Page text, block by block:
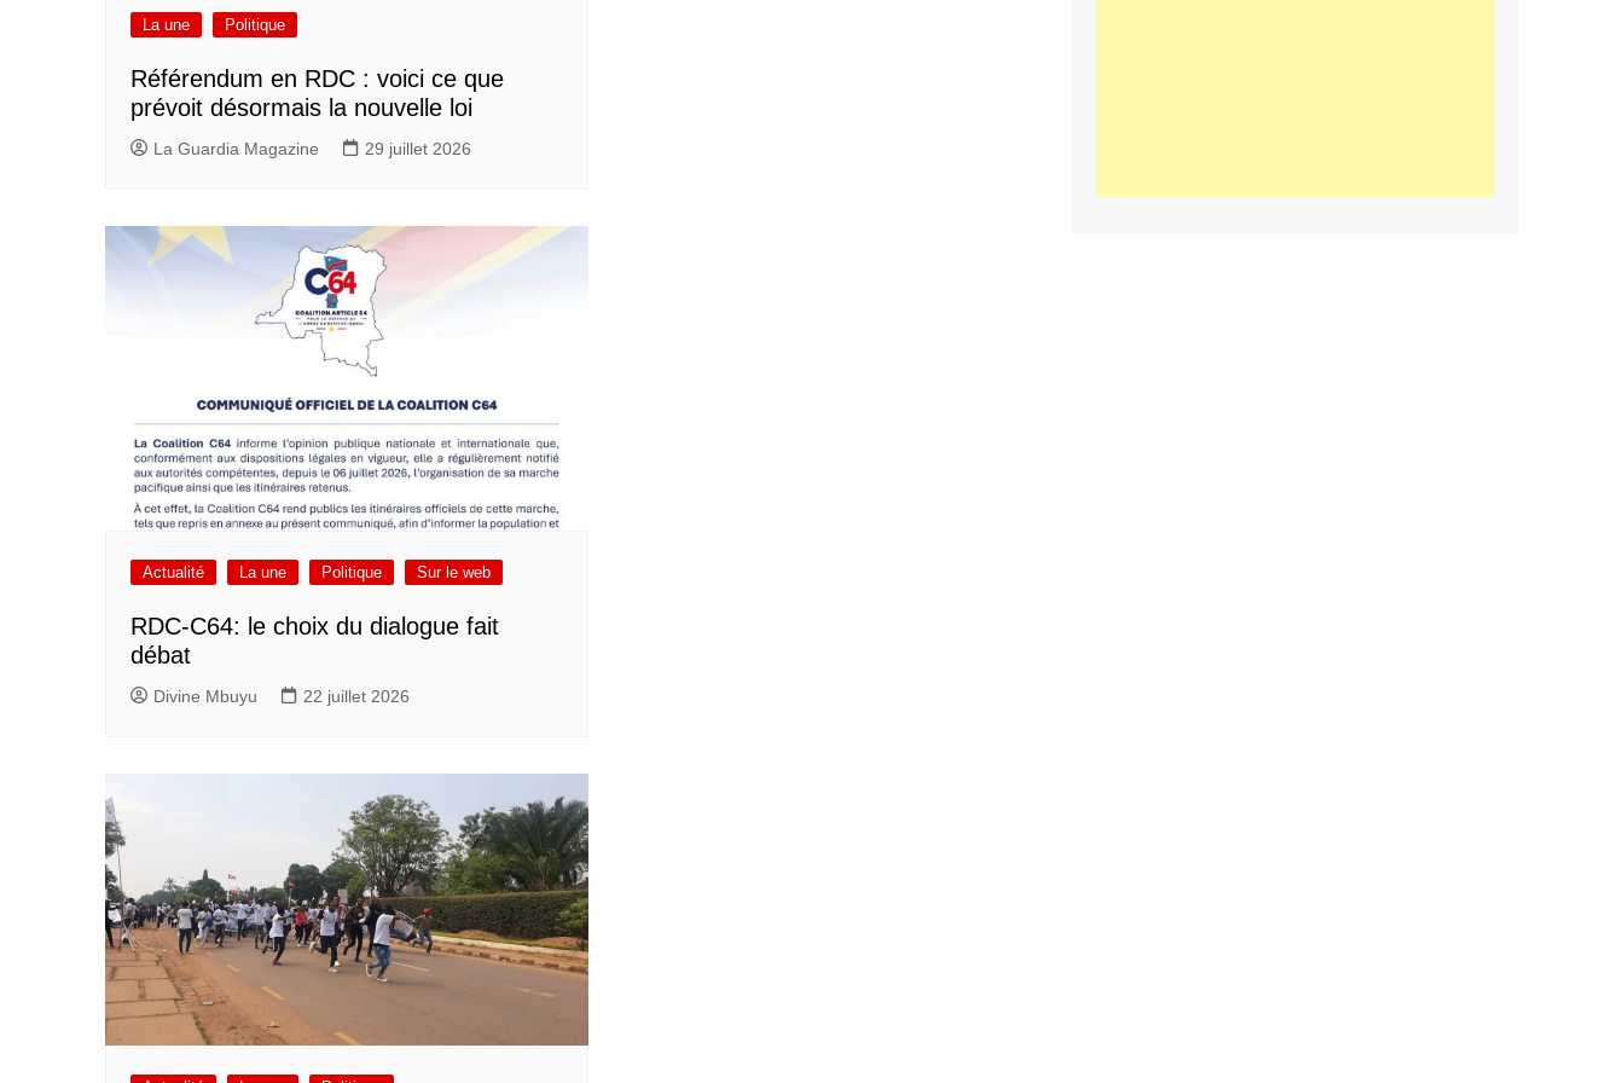
La une Politique
Référendum en RDC : voici ce que
prévoit désormais la nouvelle loi
La Guardia Magazine 29 juillet 2026
Actualité La une Politique Sur le web
RDC-C64: le choix du dialogue fait
débat
Divine Mbuyu 22 juillet 2026